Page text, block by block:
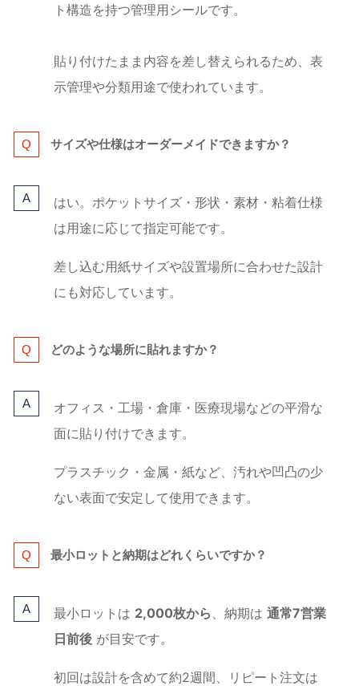
ト構造を持つ管理用シールです。
貼り付けたまま内容を差し替えられるため、表
示管理や分類用途で使われています。
サイズや仕様はオーダーメイドできますか？
はい。ポケットサイズ・形状・素材・粘着仕様
は用途に応じて指定可能です。
差し込む用紙サイズや設置場所に合わせた設計
にも対応しています。
どのような場所に貼れますか？
オフィス・工場・倉庫・医療現場などの平滑な
面に貼り付けできます。
プラスチック・金属・紙など、汚れや凹凸の少
ない表面で安定して使用できます。
最小ロットと納期はどれくらいですか？
最小ロットは 2,000枚から 、納期は 通常7営業
日前後が目安です。
初回は設計を含めて約2週間、リピート注文は